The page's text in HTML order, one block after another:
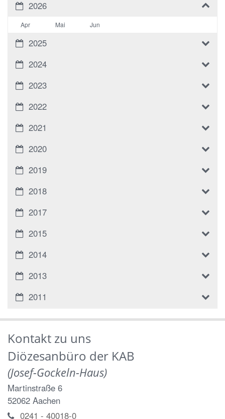
2026
Apr Mai Jun
2025
2024
2023
2022
2021
2020
2019
2018
2017
2015
2014
2013
2011
Kontakt zu uns
Diözesanbüro der KAB
(Josef-Gockeln-Haus)
Martinstraße 6
52062 Aachen
0241 - 40018-0